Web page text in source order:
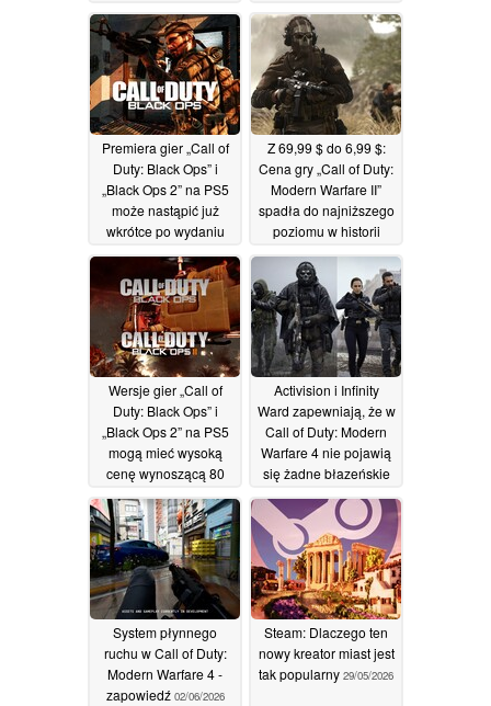
21/07/2026
1080p przy 60 Hz
11/07/2026
Premiera gier „Call of
Duty: Black Ops” i
„Black Ops 2” na PS5
może nastąpić już
wkrótce po wydaniu
04/07/2026
Z 69,99 $ do 6,99 $:
Cena gry „Call of Duty:
Modern Warfare II”
spadła do najniższego
poziomu w historii
wyprzedaży na
platformie Steam
02/07/2026
Wersje gier „Call of
Duty: Black Ops” i
„Black Ops 2” na PS5
mogą mieć wysoką
cenę wynoszącą 80
22/06/2026
Activision i Infinity
Ward zapewniają, że w
Call of Duty: Modern
Warfare 4 nie pojawią
się żadne błazeńskie
02/06/2026
System płynnego
ruchu w Call of Duty:
Modern Warfare 4 -
zapowiedź 02/06/2026
Steam: Dlaczego ten
nowy kreator miast jest
tak popularny 29/05/2026